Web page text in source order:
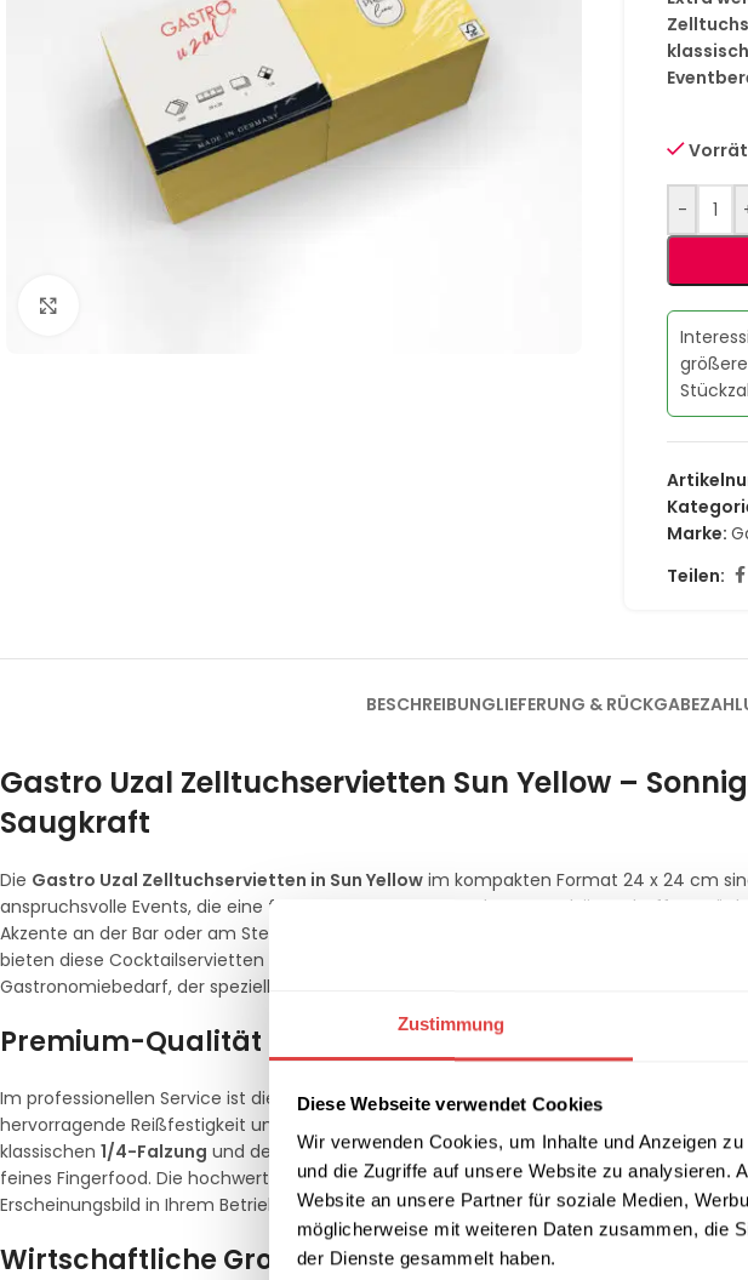
Zustimmung
Diese Webseite verwendet Cookies
Wir verwenden Cookies, um Inhalte und Anzeigen
und die Zugriffe auf unsere Website zu analysieren.
Website an unsere Partner für soziale Medien,
möglicherweise mit weiteren Daten zusammen, die
der Dienste gesammelt haben.
-
Marke:
Teilen:
BESCHREIBUNGLIEFERUNG & RÜCKGABE
Gastro Uzal Zelltuchservietten Sun Yellow –
Saugkraft
Die Gastro Uzal Zelltuchservietten in Sun Yellow im kompakten Format 24 x 24 cm
anspruchsvolle Events, die eine freundliche und belebende Atmosphäre schaffen
Akzente an der Bar oder am Stehtisch und sorgt für ein einladendes Ambiente.
bieten diese Cocktailservietten eine überlegene Saugfähigkeit und eine besonders
Gastronomiebedarf, der speziell für die funktionalen und ästhetischen Anforderungen
Premium-Qualität für Bar und Lounge
Im professionellen Service ist die Qualität der Serviette ein entscheidendes Detail für
hervorragende Reißfestigkeit und verhindert das schnelle Durchweichen bei kalten
klassischen 1/4-Falzung und des handlichen Formats eignen sich diese Servietten
feines Fingerfood. Die hochwertige Verarbeitung garantiert, dass die Servietten
Erscheinungsbild in Ihrem Betrieb sorgen.
Wirtschaftliche Großpackung für professionelle